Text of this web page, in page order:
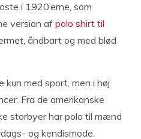
i 1920’erne, som
version af polo shirt til
åndbart og med blød
kun med sport, men i høj
Fra de amerikanske
storbyer har polo til mænd
og kendismode.